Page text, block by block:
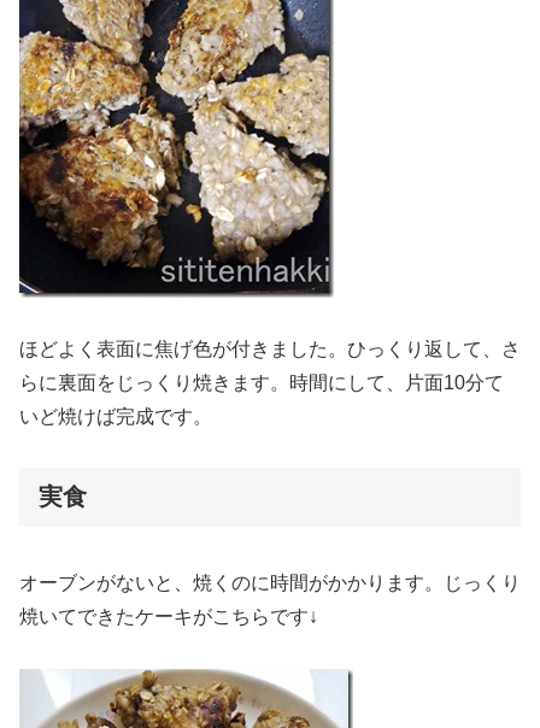
ほどよく表面に焦げ色が付きました。ひっくり返して、さ
らに裏面をじっくり焼きます。時間にして、片面10分て
いど焼けば完成です。
実食
オーブンがないと、焼くのに時間がかかります。じっくり
焼いてできたケーキがこちらです↓